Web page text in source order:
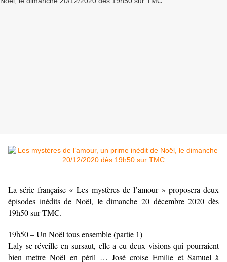
La série française « Les mystères de l’amour » proposera deux
épisodes inédits de Noël, le dimanche 20 décembre 2020 dès
19h50 sur TMC.
19h50 – Un Noël tous ensemble (partie 1)
Laly se réveille en sursaut, elle a eu deux visions qui pourraient
bien mettre Noël en péril … José croise Emilie et Samuel à